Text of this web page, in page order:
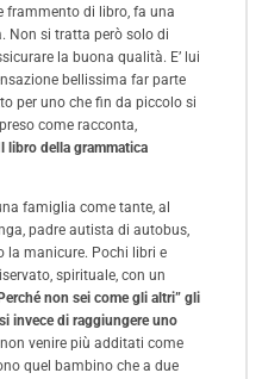
frammento di libro, fa una
Non si tratta però solo di
la buona qualità. E’ lui
bellissima far parte
per uno che fin da piccolo si
come racconta,
libro della grammatica
famiglia come tante, al
padre autista di autobus,
la manicure. Pochi libri e
spirituale, con un
non sei come gli altri” gli
invece di raggiungere uno
venire più additati come
quel bambino che a due